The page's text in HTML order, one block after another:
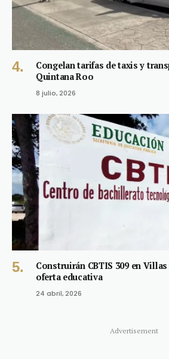
Congelan tarifas de taxis y
Quintana Roo
8 julio, 2026
Construirán CBTIS 309 en
oferta educativa
24 abril, 2026
Advertisement